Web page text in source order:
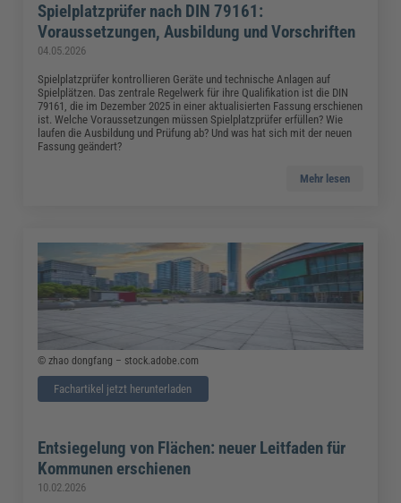
Spielplatzprüfer nach DIN 79161:
Voraussetzungen, Ausbildung und Vorschriften
04.05.2026
Spielplatzprüfer kontrollieren Geräte und technische Anlagen auf
Spielplätzen. Das zentrale Regelwerk für ihre Qualifikation ist die DIN
79161, die im Dezember 2025 in einer aktualisierten Fassung erschienen
ist. Welche Voraussetzungen müssen Spielplatzprüfer erfüllen? Wie
laufen die Ausbildung und Prüfung ab? Und was hat sich mit der neuen
Fassung geändert?
Mehr lesen
© zhao dongfang – stock.adobe.com
Fachartikel jetzt herunterladen
Entsiegelung von Flächen: neuer Leitfaden für
Kommunen erschienen
10.02.2026